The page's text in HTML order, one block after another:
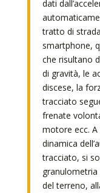
dati
tratto di
smartphone,
che risultano
di gravità, le
discese, la
tracciato
frenate
motore ecc.
dinamica
tracciato, si
del terreno,